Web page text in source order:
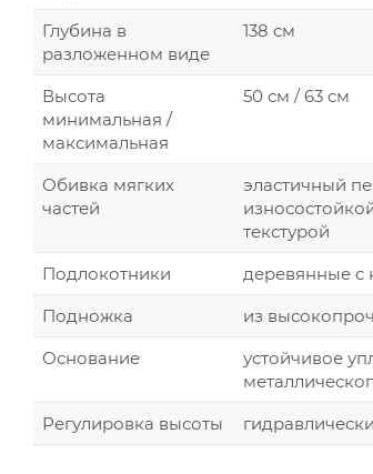
Глубина в
разложенном виде
138 см
Высота
минимальная /
максимальная
50 см / 63 см
Обивка мягких
частей
эластичный
текстурой
Подлокотники
деревянные с
Подножка
из
Основание
устойчивое
Регулировка высоты